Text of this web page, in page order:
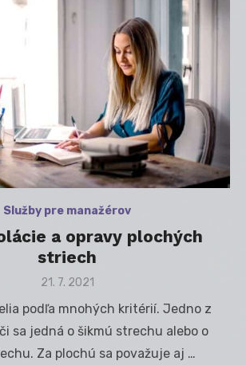
Služby pre manažérov
a opravy plochých
striech
Posted
21. 7. 2021
podľa mnohých kritérií. Jedno z
sa jedná o šikmú strechu alebo o
Za plochú sa považuje aj …